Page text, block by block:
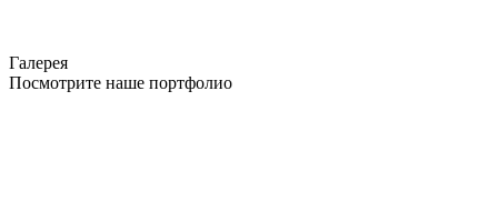
Галерея
Посмотрите наше портфолио